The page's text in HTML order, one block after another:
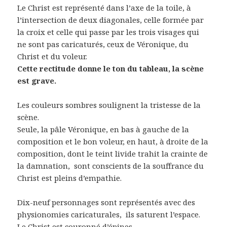
Le Christ est représenté dans l’axe de la toile, à
l’intersection de deux diagonales, celle formée par
la croix et celle qui passe par les trois visages qui
ne sont pas caricaturés, ceux de Véronique, du
Christ et du voleur.
Cette rectitude donne le ton du tableau, la scène
est grave.
Les couleurs sombres soulignent la tristesse de la
scène.
Seule, la pâle Véronique, en bas à gauche de la
composition et le bon voleur, en haut, à droite de la
composition, dont le teint livide trahit la crainte de
la damnation, sont conscients de la souffrance du
Christ est pleins d’empathie.
Dix-neuf personnages sont représentés avec des
physionomies caricaturales, ils saturent l’espace.